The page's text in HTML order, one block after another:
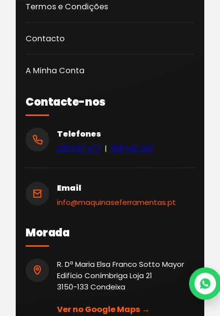
Termos e Condições
Contacto
A Minha Conta
Contacte-nos
Telefones
239 097 477 | 928 145 320
Email
info@maquinaseferramentas.pt
Morada
R. Dª Maria Elsa Franco Sotto Mayor
Edifício Conímbriga Loja 21
3150-133 Condeixa
Ver no Google Maps →